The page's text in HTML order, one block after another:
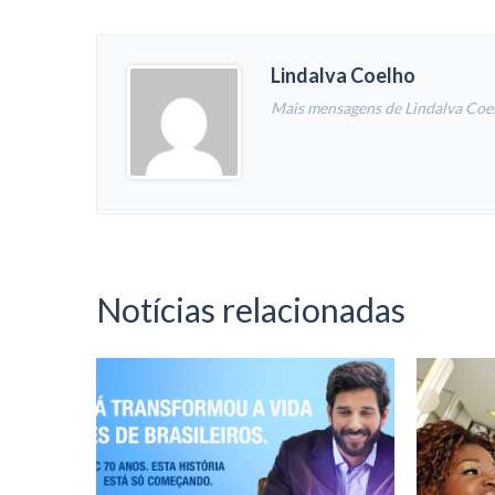
Lindalva Coelho
Mais mensagens de Lindalva
Notícias relacionadas